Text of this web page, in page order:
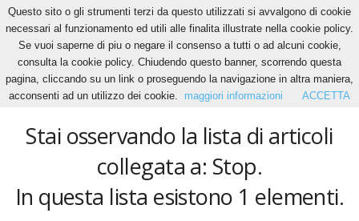
Home Tags Stop
Stop
Stai osservando la lista di articoli
collegata a: Stop.
In questa lista esistono 1 elementi.
Questo sito o gli strumenti terzi da questo utilizzati si avvalgono di cookie
necessari al funzionamento ed utili alle finalita illustrate nella cookie policy.
Se vuoi saperne di piu o negare il consenso a tutti o ad alcuni cookie,
consulta la cookie policy. Chiudendo questo banner, scorrendo questa
pagina, cliccando su un link o proseguendo la navigazione in altra maniera,
acconsenti ad un utilizzo dei cookie.
maggiori informazioni ACCETTA